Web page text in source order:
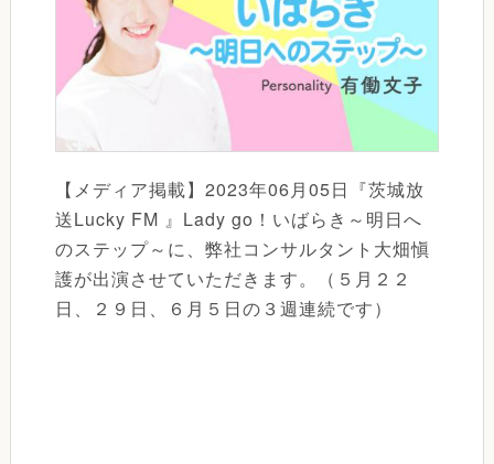
【メディア掲載】2023年06月05日『茨城放
送Lucky FM 』Lady go！いばらき～明日へ
のステップ～に、弊社コンサルタント大畑愼
護が出演させていただきます。（５月２２
日、２９日、６月５日の３週連続です）